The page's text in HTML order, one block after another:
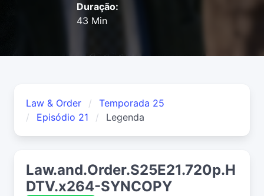
Duração:
43 Min
Law & Order
Temporada 25
Episódio 21
Legenda
Law.and.Order.S25E21.720p.H
DTV.x264-SYNCOPY